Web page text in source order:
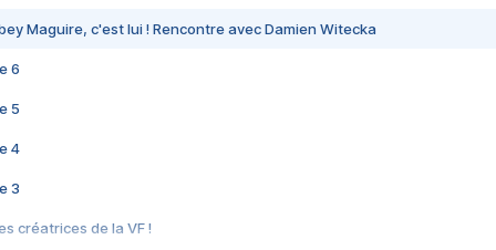
Maguire, c'est lui ! Rencontre avec Damien Witecka
6
5
4
3
créatrices de la VF !